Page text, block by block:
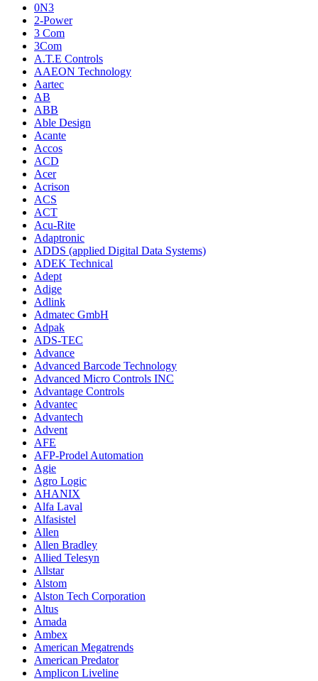
0N3
2-Power
3 Com
3Com
A.T.E Controls
AAEON Technology
Aartec
AB
ABB
Able Design
Acante
Accos
ACD
Acer
Acrison
ACS
ACT
Acu-Rite
Adaptronic
ADDS (applied Digital Data Systems)
ADEK Technical
Adept
Adige
Adlink
Admatec GmbH
Adpak
ADS-TEC
Advance
Advanced Barcode Technology
Advanced Micro Controls INC
Advantage Controls
Advantec
Advantech
Advent
AFE
AFP-Prodel Automation
Agie
Agro Logic
AHANIX
Alfa Laval
Alfasistel
Allen
Allen Bradley
Allied Telesyn
Allstar
Alstom
Alston Tech Corporation
Altus
Amada
Ambex
American Megatrends
American Predator
Amplicon Liveline